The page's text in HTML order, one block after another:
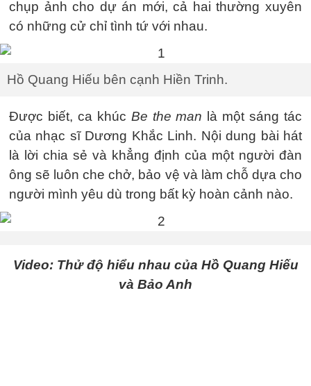
chụp ảnh cho dự án mới, cả hai thường xuyên
có những cử chỉ tình tứ với nhau.
Hồ Quang Hiếu bên cạnh Hiền Trinh.
Được biết, ca khúc Be the man là một sáng tác
của nhạc sĩ Dương Khắc Linh. Nội dung bài hát
là lời chia sẻ và khẳng định của một người đàn
ông sẽ luôn che chở, bảo vệ và làm chỗ dựa cho
người mình yêu dù trong bất kỳ hoàn cảnh nào.
Video: Thử độ hiểu nhau của Hồ Quang Hiếu
và Bảo Anh